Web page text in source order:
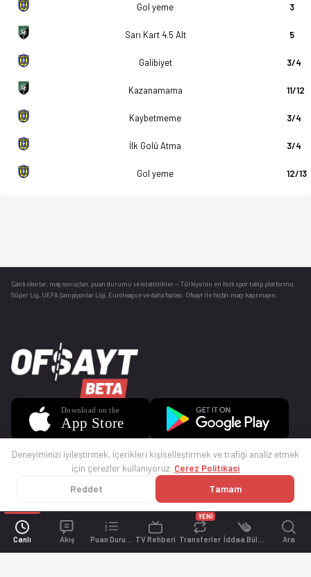
Canlı Akış TV Rehberi Transferler
YENİ
Ara
Gol yeme 3
Sarı Kart 4.5 Alt 5
Galibiyet 3/4
Kazanamama 11/12
Kaybetmeme 3/4
İlk Golü Atma 3/4
Gol yeme 12/13
Canlı skorlar , maç sonuçları, puan durumu ve istatistikler — Türkiye’nin en hızlı spor takip platformu.
Süper Lig, UEFA Şampiyonlar Ligi, Euroleague ve daha fazlası. Ofsayt ile hiçbir maçı kaçırmayın.
© 2025 Ofsayt
Deneyiminizi iyileştirmek, içerikleri kişiselleştirmek ve trafiği analiz etmek
için çerezler kullanıyoruz. Çerez Politikası
Reddet Tamam